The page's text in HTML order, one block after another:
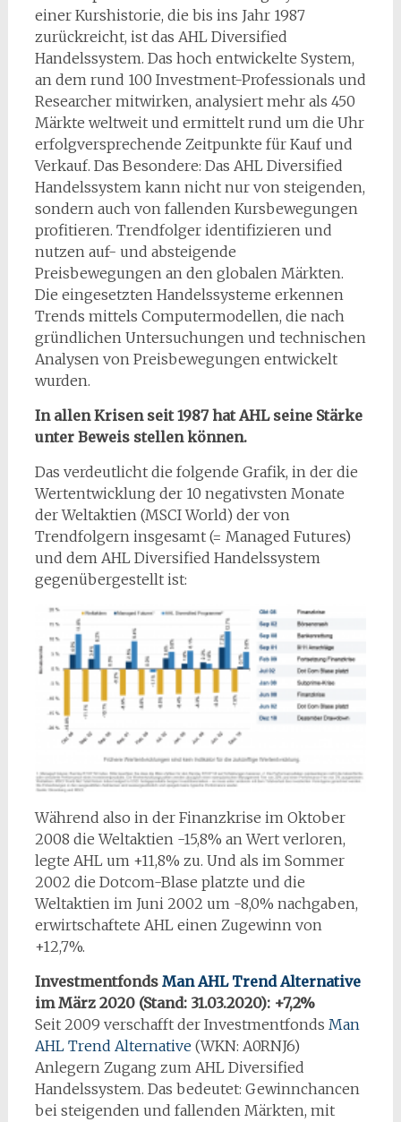
einer Kurshistorie, die bis ins Jahr 1987
zurückreicht, ist das AHL Diversified
Handelssystem. Das hoch entwickelte System,
an dem rund 100 Investment-Professionals und
Researcher mitwirken, analysiert mehr als 450
Märkte weltweit und ermittelt rund um die Uhr
erfolgversprechende Zeitpunkte für Kauf und
Verkauf. Das Besondere: Das AHL Diversified
Handelssystem kann nicht nur von steigenden,
sondern auch von fallenden Kursbewegungen
profitieren. Trendfolger identifizieren und
nutzen auf- und absteigende
Preisbewegungen an den globalen Märkten.
Die eingesetzten Handelssysteme erkennen
Trends mittels Computermodellen, die nach
gründlichen Untersuchungen und technischen
Analysen von Preisbewegungen entwickelt
wurden.
In allen Krisen seit 1987 hat AHL seine Stärke
unter Beweis stellen können.
Das verdeutlicht die folgende Grafik, in der die
Wertentwicklung der 10 negativsten Monate
der Weltaktien (MSCI World) der von
Trendfolgern insgesamt (= Managed Futures)
und dem AHL Diversified Handelssystem
gegenübergestellt ist:
Während also in der Finanzkrise im Oktober
2008 die Weltaktien -15,8% an Wert verloren,
legte AHL um +11,8% zu. Und als im Sommer
2002 die Dotcom-Blase platzte und die
Weltaktien im Juni 2002 um -8,0% nachgaben,
erwirtschaftete AHL einen Zugewinn von
+12,7%.
Investmentfonds Man AHL Trend Alternative
im März 2020 (Stand: 31.03.2020): +7,2%
Seit 2009 verschafft der Investmentfonds Man
AHL Trend Alternative(WKN: A0RNJ6)
Anlegern Zugang zum AHL Diversified
Handelssystem. Das bedeutet: Gewinnchancen
bei steigenden und fallenden Märkten, mit